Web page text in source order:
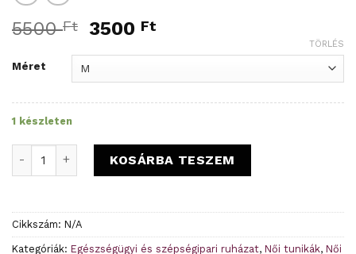
5500Ft
Original
was:
5500 Ft.
3500 Ft
3500 Ft.
Méret
TÖRLÉS
1 készleten
Beáta tunika - Cukorkoponya mintás -Késztermék
KOSÁRBA TESZEM
Cikkszám: N/A
Kategóriák: Egészségügyi és szépségipari ruházat, Női tunikák, Női